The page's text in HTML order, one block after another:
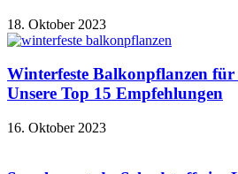
18. Oktober 2023
Winterfeste Balkonpflanzen für
Unsere Top 15 Empfehlungen
16. Oktober 2023